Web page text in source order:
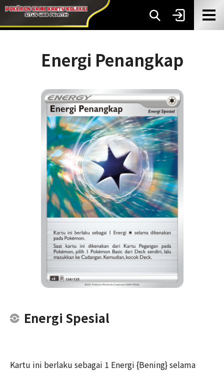
Energi Penangkap
Energi Spesial
Kartu ini berlaku sebagai 1 Energi {Bening} selama